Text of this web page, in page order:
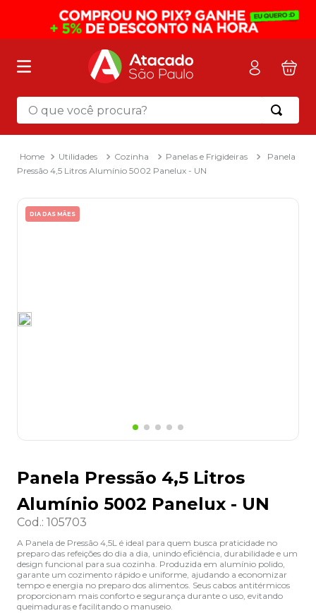
O que você procura?
Utilidades Cozinha Panelas e Frigideiras
Panela
Pressão 4,5 Litros Alumínio 5002 Panelux - UN
DIA DAS MÃES
Panela Pressão 4,5 Litros
Alumínio 5002 Panelux - UN
Cod.: 105703
A Panela de Pressão 4,5L é ideal para quem busca praticidade no
preparo das refeições do dia a dia, unindo eficiência, durabilidade e um
design funcional para sua cozinha. Produzida em alumínio polido,
garante um cozimento rápido e uniforme, ajudando a economizar
tempo e energia no preparo dos alimentos. Seus cabos antitérmicos
proporcionam mais conforto e segurança durante o uso, evitando
queimaduras e facilitando o manuseio.
Termos mais buscados
mochila
2º sacola
3º mala
8